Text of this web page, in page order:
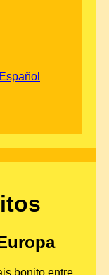
Español
bonito entre